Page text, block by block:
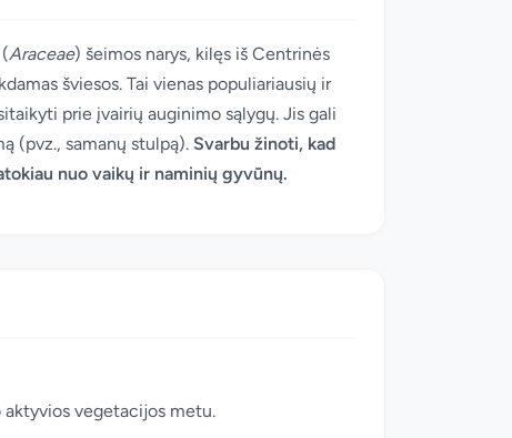
Araceae) šeimos narys, kilęs iš Centrinės
šviesos. Tai vienas populiariausių ir
prie įvairių auginimo sąlygų. Jis gali
(pvz., samanų stulpą). Svarbu žinoti, kad
nuo vaikų ir naminių gyvūnų.
aktyvios vegetacijos metu.